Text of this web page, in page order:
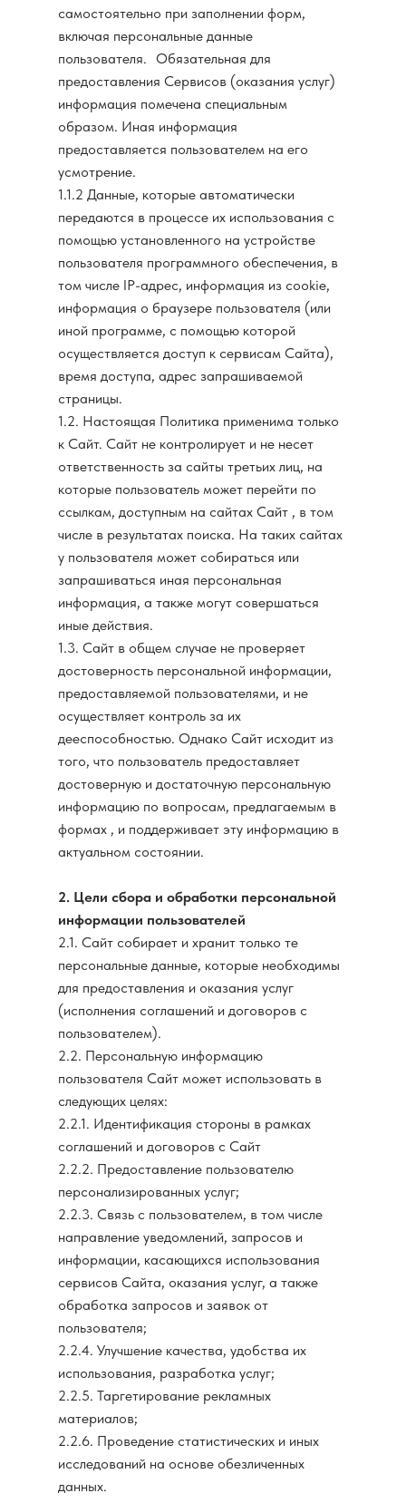
самостоятельно при заполнении форм,
включая персональные данные
пользователя. Обязательная для
предоставления Сервисов (оказания услуг)
информация помечена специальным
образом. Иная информация
предоставляется пользователем на его
усмотрение.
1.1.2 Данные, которые автоматически
передаются в процессе их использования с
помощью установленного на устройстве
пользователя программного обеспечения, в
том числе IP-адрес, информация из cookie,
информация о браузере пользователя (или
иной программе, с помощью которой
осуществляется доступ к cервисам Сайта),
время доступа, адрес запрашиваемой
страницы.
1.2. Настоящая Политика применима только
к Сайт. Сайт не контролирует и не несет
ответственность за сайты третьих лиц, на
которые пользователь может перейти по
ссылкам, доступным на сайтах Сайт , в том
числе в результатах поиска. На таких сайтах
у пользователя может собираться или
запрашиваться иная персональная
информация, а также могут совершаться
иные действия.
1.3. Сайт в общем случае не проверяет
достоверность персональной информации,
предоставляемой пользователями, и не
осуществляет контроль за их
дееспособностью. Однако Сайт исходит из
того, что пользователь предоставляет
достоверную и достаточную персональную
информацию по вопросам, предлагаемым в
формах , и поддерживает эту информацию в
актуальном состоянии.
2. Цели сбора и обработки персональной
информации пользователей
2.1. Сайт собирает и хранит только те
персональные данные, которые необходимы
для предоставления и оказания услуг
(исполнения соглашений и договоров с
пользователем).
2.2. Персональную информацию
пользователя Сайт может использовать в
следующих целях:
2.2.1. Идентификация стороны в рамках
соглашений и договоров с Сайт
2.2.2. Предоставление пользователю
персонализированных услуг;
2.2.3. Связь с пользователем, в том числе
направление уведомлений, запросов и
информации, касающихся использования
сервисов Сайта, оказания услуг, а также
обработка запросов и заявок от
пользователя;
2.2.4. Улучшение качества, удобства их
использования, разработка услуг;
2.2.5. Таргетирование рекламных
материалов;
2.2.6. Проведение статистических и иных
исследований на основе обезличенных
данных.